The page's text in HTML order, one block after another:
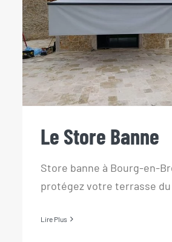
Le Store Banne
Store banne à Bourg-en-
protégez votre terrasse
Lire Plus